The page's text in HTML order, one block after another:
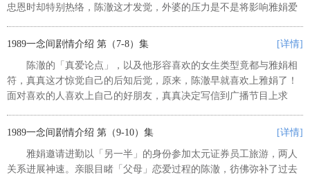
忠恩时却特别热络，陈澈这才发觉，外婆的压力是不是将影响雅娟爱
请陈澈帮忙的真真，不到48小...
1989一念间剧情介绍 第（7-8）集 [详情]
陈澈的「真爱论点」，以及他形容喜欢的女生类型竟都与雅娟相
符，真真这才惊觉自己的后知后觉，原来，陈澈早就喜欢上雅娟了！
面对喜欢的人喜欢上自己的好朋友，真真决定写信到广播节目上求
澈询问，自己心底最想知道的答案...
1989一念间剧情介绍 第（9-10）集 [详情]
雅娟邀请进勤以「另一半」的身份参加太元证券员工旅游，两人
关系进展神速。亲眼目睹「父母」恋爱过程的陈澈，彷佛弥补了过去